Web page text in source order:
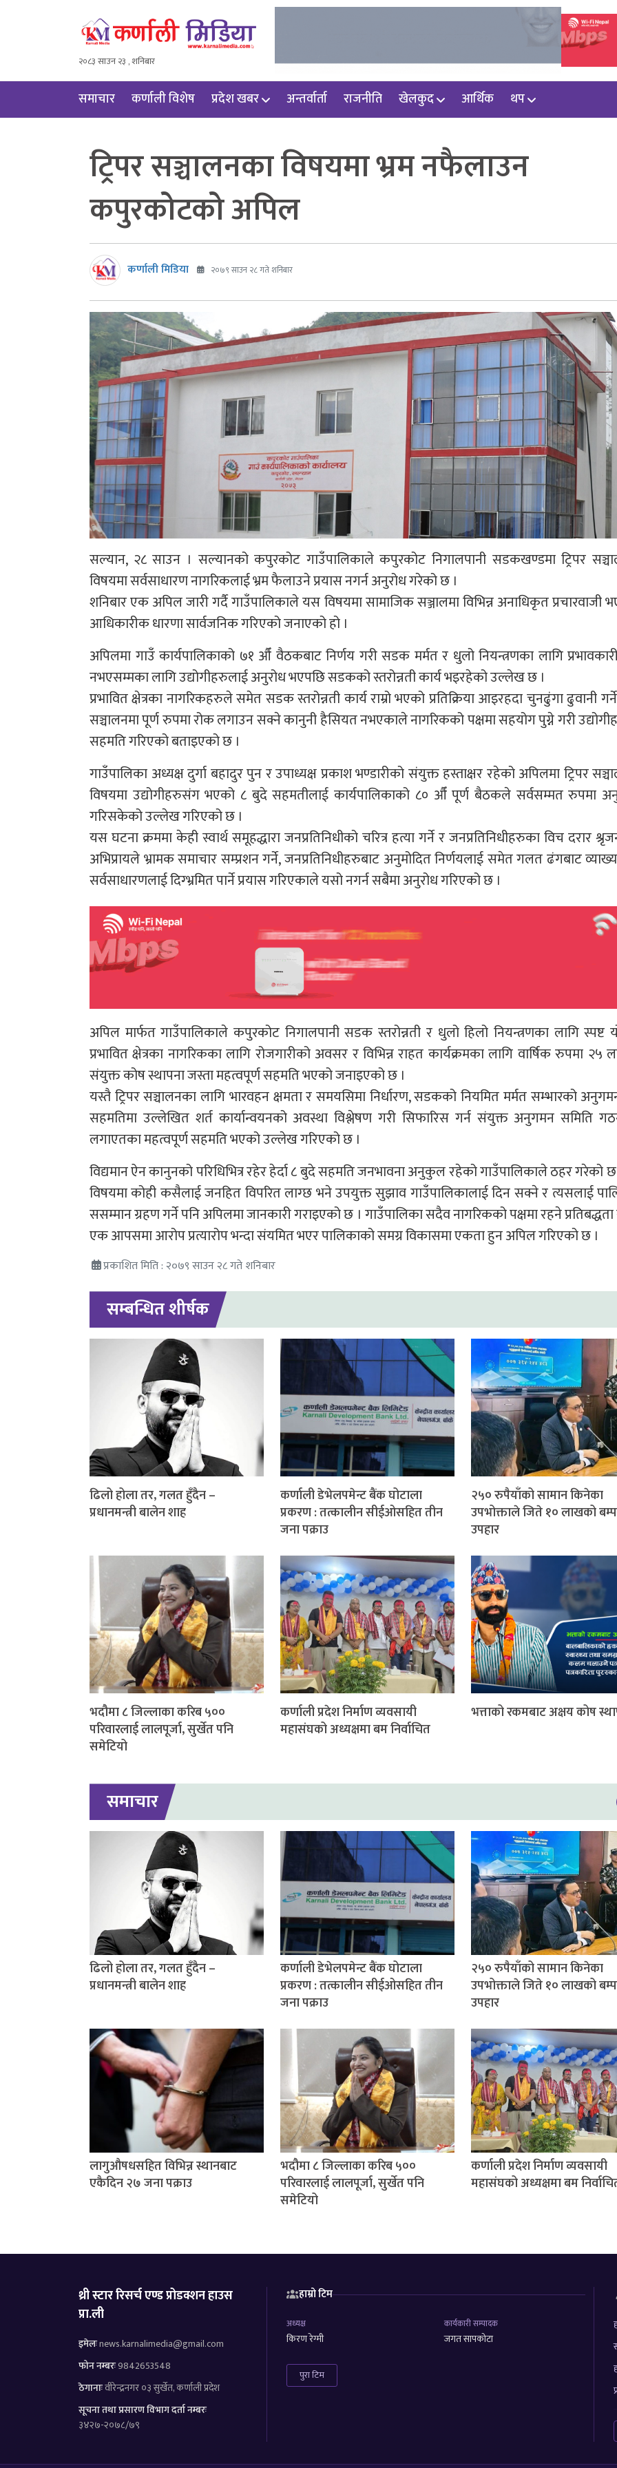
२०८३ साउन २३ , शनिबार
समाचार कर्णाली विशेष प्रदेश खबर अन्तर्वार्ता राजनीति खेलकुद आर्थिक थप
ट्रिपर सञ्चालनका विषयमा भ्रम नफैलाउन
कपुरकोटको अपिल
कर्णाली मिडिया २०७९ साउन २८ गते शनिबार
सल्यान, २८ साउन । सल्यानको कपुरकोट गाउँपालिकाले कपुरकोट निगालपानी सडकखण्डमा ट्रिपर
विषयमा सर्वसाधारण नागरिकलाई भ्रम फैलाउने प्रयास नगर्न अनुरोध गरेको छ ।
शनिबार एक अपिल जारी गर्दै गाउँपालिकाले यस विषयमा सामाजिक सञ्जालमा विभिन्न अनाधिकृत प्रचारवाजी
आधिकारीक धारणा सार्वजनिक गरिएको जनाएको हो ।
अपिलमा गाउँ कार्यपालिकाको ७१ औँ वैठकबाट निर्णय गरी सडक मर्मत र धुलो नियन्त्रणका लागि
नभएसम्मका लागि उद्योगीहरुलाई अनुरोध भएपछि सडकको स्तरोन्नती कार्य भइरहेको उल्लेख छ ।
प्रभावित क्षेत्रका नागरिकहरुले समेत सडक स्तरोन्नती कार्य राम्रो भएको प्रतिक्रिया आइरहदा चुनढुंगा ढुवानी गर्ने
सञ्चालनमा पूर्ण रुपमा रोक लगाउन सक्ने कानुनी हैसियत नभएकाले नागरिकको पक्षमा सहयोग पुग्ने गरी
सहमति गरिएको बताइएको छ ।
गाउँपालिका अध्यक्ष दुर्गा बहादुर पुन र उपाध्यक्ष प्रकाश भण्डारीको संयुक्त हस्ताक्षर रहेको अपिलमा ट्रिपर
विषयमा उद्योगीहरुसंग भएको ८ बुदे सहमतीलाई कार्यपालिकाको ८० औँ पूर्ण बैठकले सर्वसम्मत रुपमा
गरिसकेको उल्लेख गरिएको छ ।
यस घटना क्रममा केही स्वार्थ समूहद्धारा जनप्रतिनिधीको चरित्र हत्या गर्ने र जनप्रतिनिधीहरुका विच दरार
अभिप्रायले भ्रामक समाचार सम्प्रशन गर्ने, जनप्रतिनिधीहरुबाट अनुमोदित निर्णयलाई समेत गलत ढंगबाट
सर्वसाधारणलाई दिग्भ्रमित पार्ने प्रयास गरिएकाले यसो नगर्न सबैमा अनुरोध गरिएको छ ।
अपिल मार्फत गाउँपालिकाले कपुरकोट निगालपानी सडक स्तरोन्नती र धुलो हिलो नियन्त्रणका लागि स्पष्ट
प्रभावित क्षेत्रका नागरिकका लागि रोजगारीको अवसर र विभिन्न राहत कार्यक्रमका लागि वार्षिक रुपमा २५
संयुक्त कोष स्थापना जस्ता महत्वपूर्ण सहमति भएको जनाइएको छ ।
यस्तै ट्रिपर सञ्चालनका लागि भारवहन क्षमता र समयसिमा निर्धारण, सडकको नियमित मर्मत सम्भारको
सहमतिमा उल्लेखित शर्त कार्यान्वयनको अवस्था विश्लेषण गरी सिफारिस गर्न संयुक्त अनुगमन समिति
लगाएतका महत्वपूर्ण सहमति भएको उल्लेख गरिएको छ ।
विद्यमान ऐन कानुनको परिधिभित्र रहेर हेर्दा ८ बुदे सहमति जनभावना अनुकुल रहेको गाउँपालिकाले ठहर गरेको
विषयमा कोही कसैलाई जनहित विपरित लाग्छ भने उपयुक्त सुझाव गाउँपालिकालाई दिन सक्ने र त्यसलाई
ससम्मान ग्रहण गर्ने पनि अपिलमा जानकारी गराइएको छ । गाउँपालिका सदैव नागरिकको पक्षमा रहने
एक आपसमा आरोप प्रत्यारोप भन्दा संयमित भएर पालिकाको समग्र विकासमा एकता हुन अपिल गरिएको छ ।
प्रकाशित मिति : २०७९ साउन २८ गते शनिबार
सम्बन्धित शीर्षक
ढिलो होला तर, गलत हुँदैन –
प्रधानमन्त्री बालेन शाह
कर्णाली डेभेलपमेन्ट बैंक घोटाला
प्रकरण : तत्कालीन सीईओसहित तीन
जना पक्राउ
२५० रुपैयाँको सामान किनेका
उपभोक्ताले जिते १० लाखको
उपहार
भदौमा ८ जिल्लाका करिब ५००
परिवारलाई लालपूर्जा, सुर्खेत पनि
समेटियो
कर्णाली प्रदेश निर्माण व्यवसायी
महासंघको अध्यक्षमा बम निर्वाचित
भत्ताको रकमबाट अक्षय कोष
समाचार
ढिलो होला तर, गलत हुँदैन –
प्रधानमन्त्री बालेन शाह
कर्णाली डेभेलपमेन्ट बैंक घोटाला
प्रकरण : तत्कालीन सीईओसहित तीन
जना पक्राउ
२५० रुपैयाँको सामान किनेका
उपभोक्ताले जिते १० लाखको
उपहार
लागुऔषधसहित विभिन्न स्थानबाट
एकैदिन २७ जना पक्राउ
भदौमा ८ जिल्लाका करिब ५००
परिवारलाई लालपूर्जा, सुर्खेत पनि
समेटियो
कर्णाली प्रदेश निर्माण व्यवसायी
महासंघको अध्यक्षमा बम
थ्री स्टार रिसर्च एण्ड प्रोडक्शन हाउस
प्रा.ली
इमेलःnews.karnalimedia@gmail.com
फोन नम्बरः9842653548
ठेगानाःवीरेन्द्रनगर ०३ सुर्खेत, कर्णाली प्रदेश
सूचना तथा प्रसारण विभाग दर्ता नम्बरः
३४२७-२०७८/७९
हाम्रो टिम
अध्यक्ष
किरण रेग्मी
कार्यकारी सम्पादक
जगत सापकोटा
पुरा टिम